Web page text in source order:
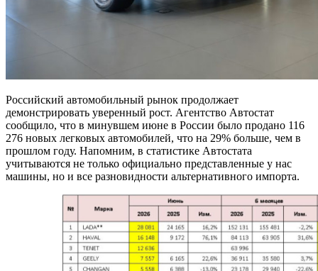
Российский автомобильный рынок продолжает
демонстрировать уверенный рост. Агентство Автостат
сообщило, что в минувшем июне в России было продано 116
276 новых легковых автомобилей, что на 29% больше, чем в
прошлом году. Напомним, в статистике Автостата
учитываются не только официально представленные у нас
машины, но и все разновидности альтернативного импорта.